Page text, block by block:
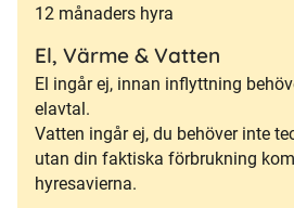
12 månaders hyra
El, Värme & Vatten
El ingår ej, innan inflyttning
elavtal.
Vatten ingår ej, du behöver inte
utan din faktiska förbrukning
hyresavierna.